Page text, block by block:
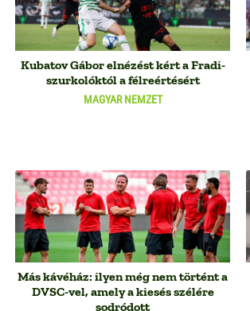
MAGYAR NEMZET
Kubatov Gábor elnézést kért a Fradi-
szurkolóktól a félreértésért
Más kávéház: ilyen még nem történt a
DVSC-vel, amely a kiesés szélére
sodródott